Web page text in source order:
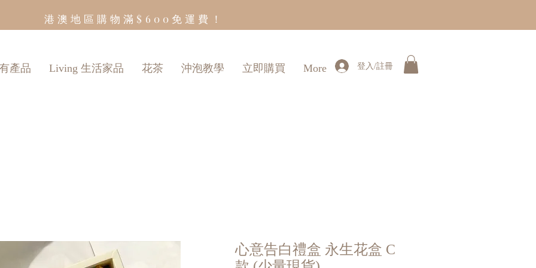
港澳地區購物滿$600免運費！
產品 Living 生活家品 花茶 沖泡教學 立即購買 More 登入/註冊
心意告白禮盒 永生花盒 C